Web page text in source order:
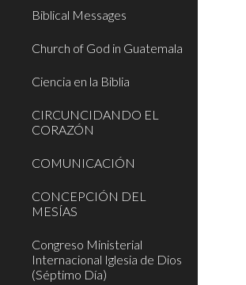
Biblical Messages
Church of God in Guatemala
Ciencia en la Biblia
CIRCUNCIDANDO EL
CORAZÓN
COMUNICACIÓN
CONCEPCIÓN DEL
MESÍAS
Congreso Ministerial
Internacional Iglesia de Dios
(Séptimo Día)